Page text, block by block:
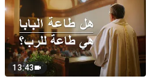
13:43